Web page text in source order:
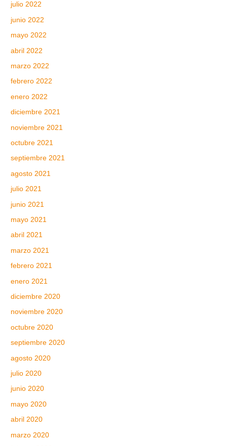
julio 2022
junio 2022
mayo 2022
abril 2022
marzo 2022
febrero 2022
enero 2022
diciembre 2021
noviembre 2021
octubre 2021
septiembre 2021
agosto 2021
julio 2021
junio 2021
mayo 2021
abril 2021
marzo 2021
febrero 2021
enero 2021
diciembre 2020
noviembre 2020
octubre 2020
septiembre 2020
agosto 2020
julio 2020
junio 2020
mayo 2020
abril 2020
marzo 2020